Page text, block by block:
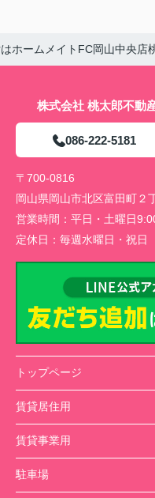
ホームメイトFC岡山中央店
株式会社 桃太郎不動
086-222-5181
〒700-0816
岡山県岡山市北区富田町２
営業時間： 平日・土曜日
定休日： 毎週水曜日・祝日
トップページ
賃貸居住用
賃貸事業用
駐車場